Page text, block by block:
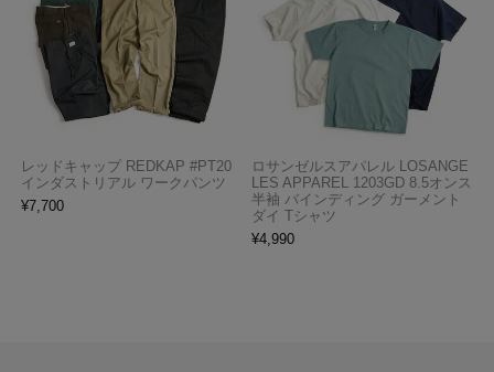
レッドキャップ REDKAP #PT20
インダストリアル ワークパンツ
¥7,700
ロサンゼルスアパレル LOSANGE
LES APPAREL 1203GD 8.5オンス
半袖 バインディング ガーメント
ダイ Tシャツ
¥4,990